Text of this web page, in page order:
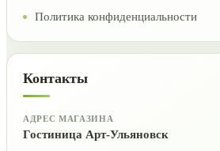
Политика конфиденциальности
Контакты
АДРЕС МАГАЗИНА
Гостиница Арт-Ульяновск